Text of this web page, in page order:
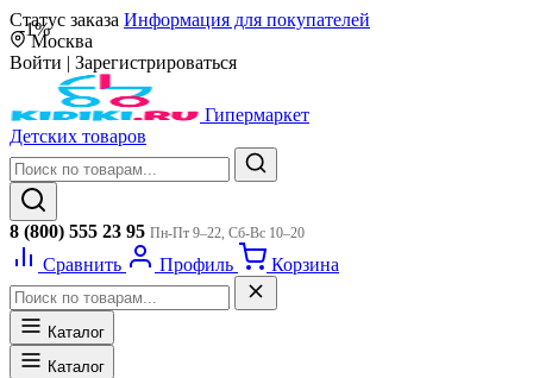
Статус заказа Информация для покупателей
Москва
Войти | Зарегистрироваться
Гипермаркет
Детских товаров
8 (800) 555 23 95 Пн-Пт 9–22, Сб-Вс 10–20
Сравнить Профиль Корзина
Каталог
Каталог
-1%